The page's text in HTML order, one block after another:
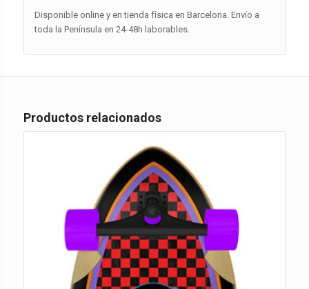
Disponible online y en tienda física en Barcelona. Envío a
toda la Península en 24-48h laborables.
Productos relacionados